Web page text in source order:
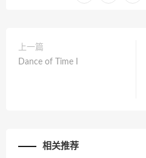
上一篇
Dance of Time I
相关推荐